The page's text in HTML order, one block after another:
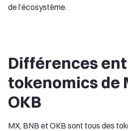
de l’écosystème.
Différences
tokenomics de
OKB
MX, BNB et OKB sont tous des